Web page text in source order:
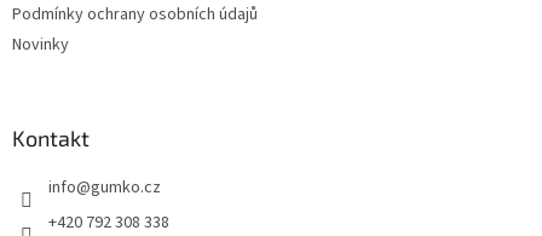
Podmínky ochrany osobních údajů
Novinky
Kontakt
info@gumko.cz
+420 792 308 338